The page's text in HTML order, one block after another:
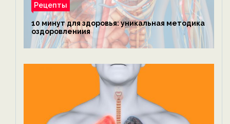
Рецепты
10 минут для здоровья: уникальная методика
оздоровлениия